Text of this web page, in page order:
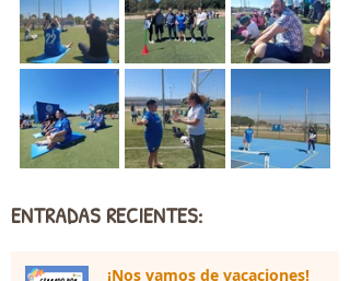
ENTRADAS RECIENTES:
¡Nos vamos de vacaciones!